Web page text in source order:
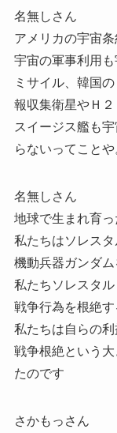
名無しさん
アメリカの宇宙
宇宙の軍事利用
ミサイル、韓国
報収集衛星やＨ
スイージス艦も
らないってことや
名無しさん
地球で生まれ育
私たちはソレス
機動兵器ガンダ
私たちソレスタ
戦争行為を根絶
私たちは自らの
戦争根絶という
たのです
さかもっさん